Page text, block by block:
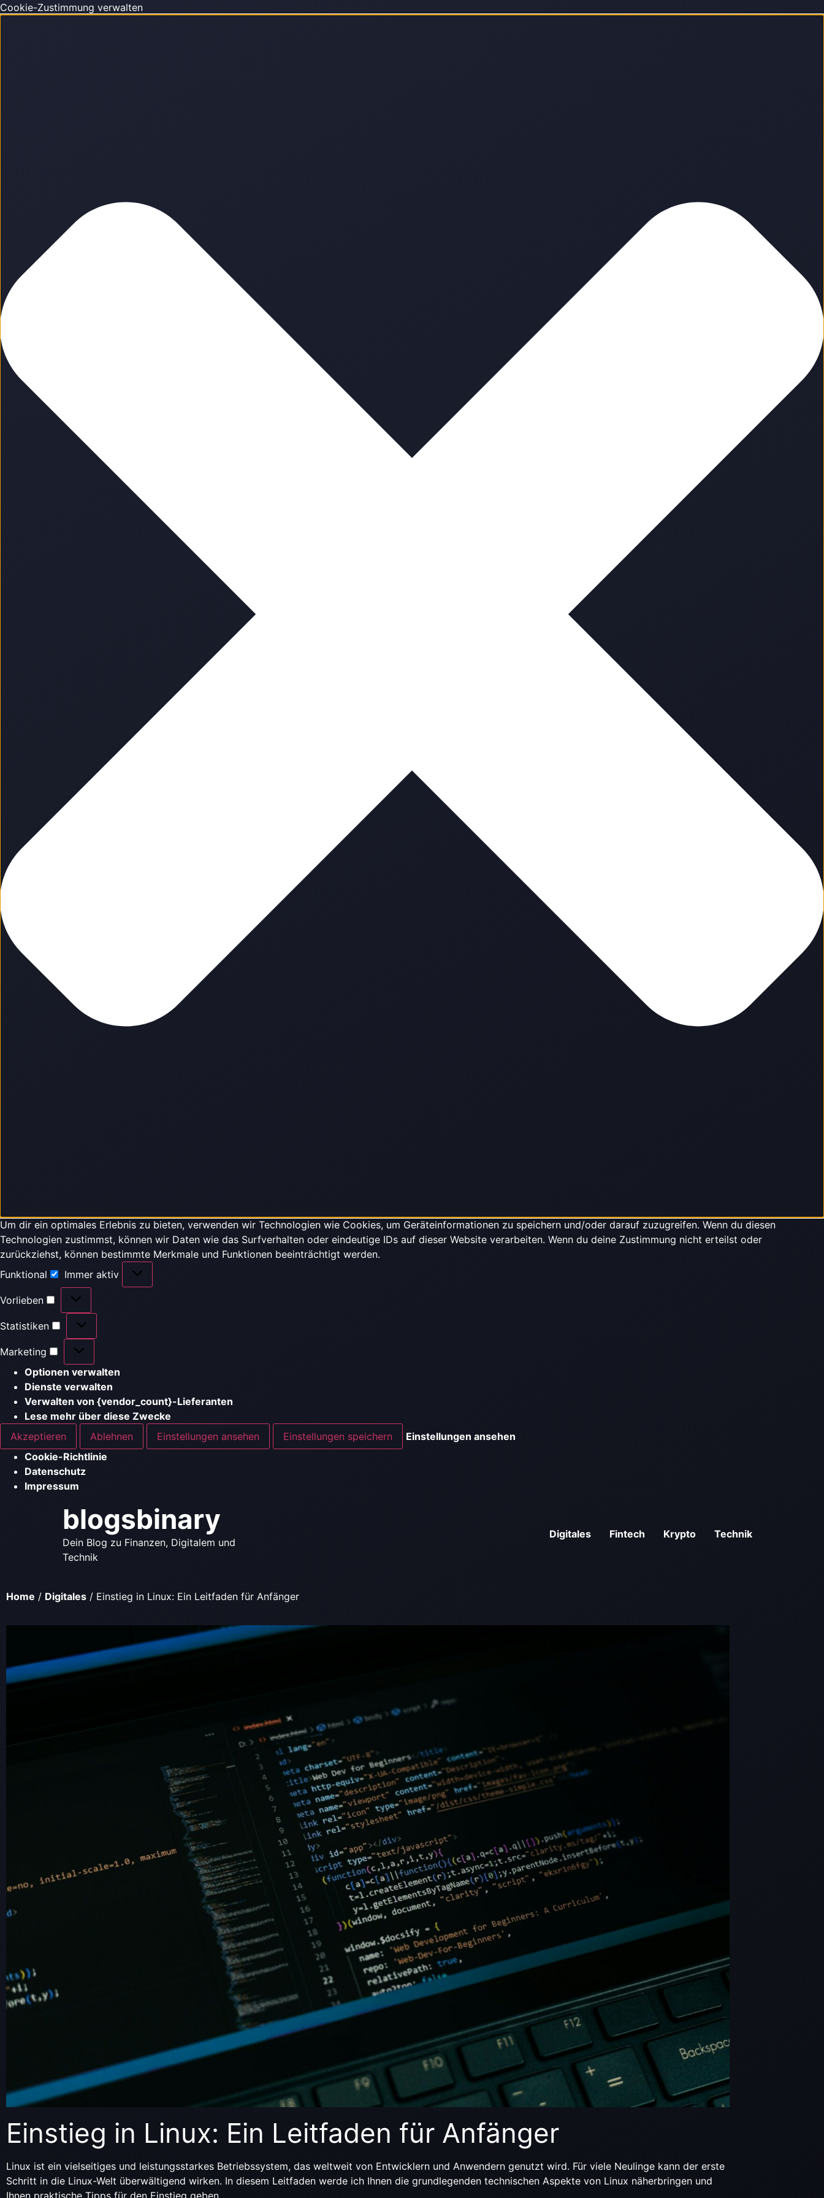
Cookie-Zustimmung verwalten
Um dir ein optimales Erlebnis zu bieten, verwenden wir Technologien wie Cookies, um Geräteinformationen zu speichern und/oder darauf zuzugreifen. Wenn du diesen
Technologien zustimmst, können wir Daten wie das Surfverhalten oder eindeutige IDs auf dieser Website verarbeiten. Wenn du deine Zustimmung nicht erteilst oder
zurückziehst, können bestimmte Merkmale und Funktionen beeinträchtigt werden.
Funktional
Immer aktiv
Vorlieben
Statistiken
Marketing
Optionen verwalten
Dienste verwalten
Verwalten von {vendor_count}-Lieferanten
Lese mehr über diese Zwecke
Akzeptieren
Ablehnen Einstellungen ansehen Einstellungen speichern
Einstellungen ansehen
Cookie-Richtlinie
Datenschutz
Impressum
blogsbinary
Dein Blog zu Finanzen, Digitalem und
Technik
Digitales Fintech Krypto Technik
Home / Digitales / Einstieg in Linux: Ein Leitfaden für Anfänger
Einstieg in Linux: Ein Leitfaden für Anfänger
Linux ist ein vielseitiges und leistungsstarkes Betriebssystem, das weltweit von Entwicklern und Anwendern genutzt wird. Für viele Neulinge kann der erste
Schritt in die Linux-Welt überwältigend wirken. In diesem Leitfaden werde ich Ihnen die grundlegenden technischen Aspekte von Linux näherbringen und